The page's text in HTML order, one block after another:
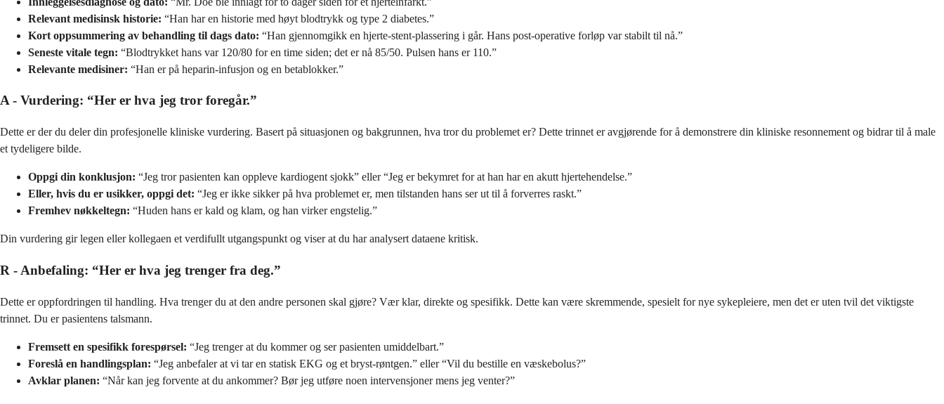
Relevant medisinsk historie: “Han har en historie med høyt blodtrykk og type 2 diabetes.”
Kort oppsummering av behandling til dags dato: “Han gjennomgikk en hjerte-stent-plassering i går. Hans post-operative forløp var stabilt til nå.”
Seneste vitale tegn: “Blodtrykket hans var 120/80 for en time siden; det er nå 85/50. Pulsen hans er 110.”
Relevante medisiner: “Han er på heparin-infusjon og en betablokker.”
A - Vurdering: “Her er hva jeg tror foregår.”
Dette er der du deler din profesjonelle kliniske vurdering. Basert på situasjonen og bakgrunnen, hva tror du problemet er? Dette trinnet er avgjørende for å demonstrere din kliniske resonnement og bidrar til å male
et tydeligere bilde.
Oppgi din konklusjon: “Jeg tror pasienten kan oppleve kardiogent sjokk” eller “Jeg er bekymret for at han har en akutt hjertehendelse.”
Eller, hvis du er usikker, oppgi det: “Jeg er ikke sikker på hva problemet er, men tilstanden hans ser ut til å forverres raskt.”
Fremhev nøkkeltegn: “Huden hans er kald og klam, og han virker engstelig.”
Din vurdering gir legen eller kollegaen et verdifullt utgangspunkt og viser at du har analysert dataene kritisk.
R - Anbefaling: “Her er hva jeg trenger fra deg.”
Dette er oppfordringen til handling. Hva trenger du at den andre personen skal gjøre? Vær klar, direkte og spesifikk. Dette kan være skremmende, spesielt for nye sykepleiere, men det er uten tvil det viktigste
trinnet. Du er pasientens talsmann.
Fremsett en spesifikk forespørsel: “Jeg trenger at du kommer og ser pasienten umiddelbart.”
Foreslå en handlingsplan: “Jeg anbefaler at vi tar en statisk EKG og et bryst-røntgen.” eller “Vil du bestille en væskebolus?”
Avklar planen: “Når kan jeg forvente at du ankommer? Bør jeg utføre noen intervensjoner mens jeg venter?”